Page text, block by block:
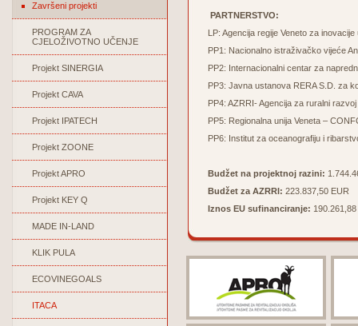
Završeni projekti
PROGRAM ZA
CJELOŽIVOTNO UČENJE
Projekt SINERGIA
Projekt CAVA
Projekt IPATECH
Projekt ZOONE
Projekt APRO
Projekt KEY Q
MADE IN-LAND
KLIK PULA
ECOVINEGOALS
ITACA
PARTNERSTVO:
LP: Agencija regije Veneto za
PP1: Nacionalno istraživačko vijeće
PP2: Internacionalni centar za
PP3: Javna ustanova RERA S.D. za
PP4: AZRRI- Agencija za ruralni
PP5: Regionalna unija Veneta –
PP6: Institut za oceanografiju i
Budžet na projektnoj razini:
Budžet za AZRRI: 223.837,50 EUR
Iznos EU sufinanciranje: